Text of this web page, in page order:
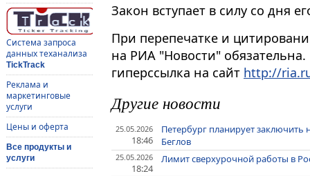
Система запроса
данных теханализа
TickTrack
Реклама и
маркетинговые
услуги
Цены и оферта
Все продукты и
услуги
Закон вступает в силу со дня
При перепечатке и
на РИА "Новости"
гиперссылка на сайт http://
Другие новости
25.05.2026
18:46
Петербург планирует
Беглов
25.05.2026
18:24
Лимит сверхурочной работы в